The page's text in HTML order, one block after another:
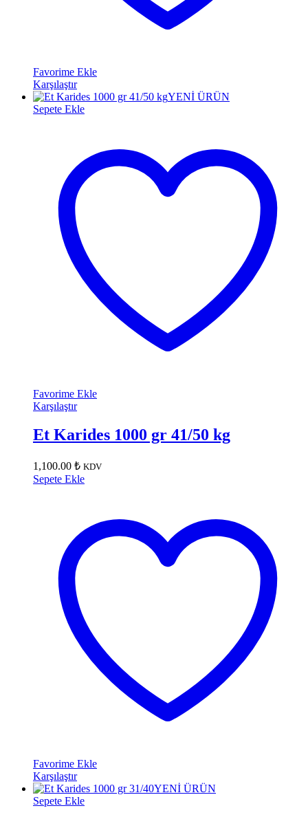
Favorime Ekle
Karşılaştır
YENİ ÜRÜN
Sepete Ekle
Favorime Ekle
Karşılaştır
Et Karides 1000 gr 41/50 kg
1,100.00 ₺ KDV
Sepete Ekle
Favorime Ekle
Karşılaştır
YENİ ÜRÜN
Sepete Ekle